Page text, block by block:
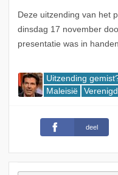
Deze uitzending van het
dinsdag 17 november
presentatie was in
Uitzending
Maleisië
deel